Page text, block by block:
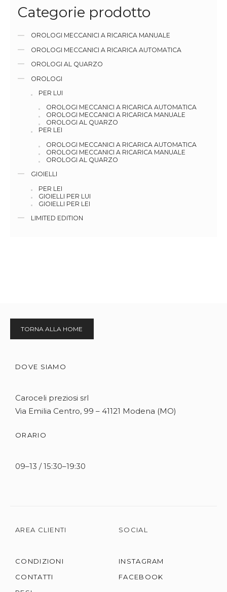
Categorie prodotto
OROLOGI MECCANICI A RICARICA MANUALE
OROLOGI MECCANICI A RICARICA AUTOMATICA
OROLOGI AL QUARZO
OROLOGI
PER LUI
OROLOGI MECCANICI A RICARICA AUTOMATICA
OROLOGI MECCANICI A RICARICA MANUALE
OROLOGI AL QUARZO
PER LEI
OROLOGI MECCANICI A RICARICA AUTOMATICA
OROLOGI MECCANICI A RICARICA MANUALE
OROLOGI AL QUARZO
GIOIELLI
PER LEI
GIOIELLI PER LUI
GIOIELLI PER LEI
LIMITED EDITION
TORNA ALLA HOME
DOVE SIAMO
Caroceli preziosi srl
Via Emilia Centro, 99 – 41121 Modena (MO)
ORARIO
09–13 / 15:30–19:30
AREA CLIENTI
CONDIZIONI
CONTATTI
SOCIAL
INSTAGRAM
FACEBOOK